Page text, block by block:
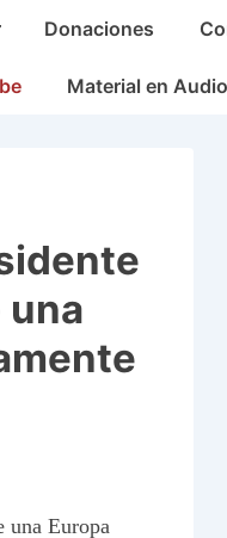
Donaciones
Material en Audio
una
una Europa